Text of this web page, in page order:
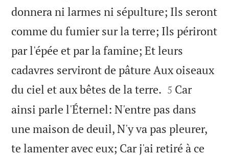
donnera ni larmes ni sépulture; Ils seront
comme du fumier sur la terre; Ils périront
par l'épée et par la famine; Et leurs
cadavres serviront de pâture Aux oiseaux
du ciel et aux bêtes de la terre. 

5 Car
ainsi parle l'Éternel: N'entre pas dans
une maison de deuil, N'y va pas pleurer,
te lamenter avec eux; Car j'ai retiré à ce